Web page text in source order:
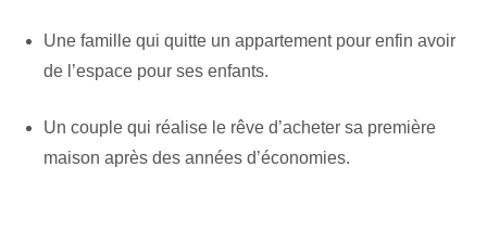
Une famille qui quitte un appartement pour enfin avoir
de l’espace pour ses enfants.
Un couple qui réalise le rêve d’acheter sa première
maison après des années d’économies.